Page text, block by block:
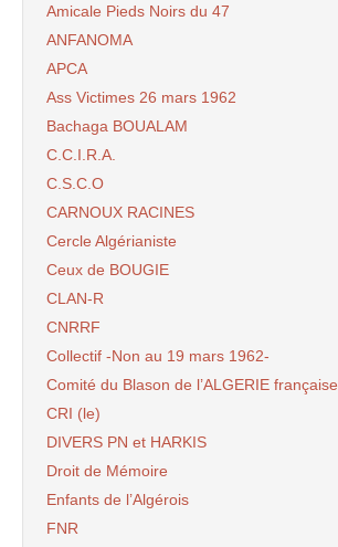
Amicale Pieds Noirs du 47
ANFANOMA
APCA
Ass Victimes 26 mars 1962
Bachaga BOUALAM
C.C.I.R.A.
C.S.C.O
CARNOUX RACINES
Cercle Algérianiste
Ceux de BOUGIE
CLAN-R
CNRRF
Collectif -Non au 19 mars 1962-
Comité du Blason de l’ALGERIE française
CRI (le)
DIVERS PN et HARKIS
Droit de Mémoire
Enfants de l’Algérois
FNR